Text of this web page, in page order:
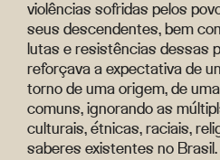
violências sofridas pelos
seus descendentes, bem
lutas e resistências dessas
reforçava a expectativa de
torno de uma origem, de
comuns, ignorando as
culturais, étnicas, raciais,
saberes existentes no Brasil.